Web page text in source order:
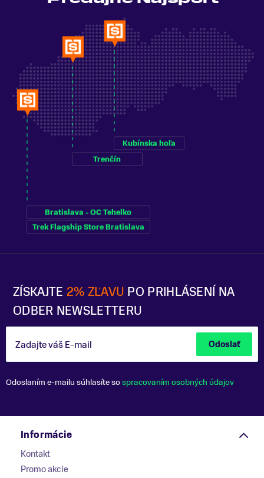
ZÍSKAJTE 2% ZĽAVU PO PRIHLÁSENÍ NA
ODBER NEWSLETTERU
Zadajte váš E-mail Odoslať
Odoslaním e-mailu súhlasíte sospracovaním osobných údajov
Bratislava - OC Tehelko
Trek Flagship Store Bratislava
Trenčín
Kubínska hoľa
Informácie
Kontakt
Promo akcie